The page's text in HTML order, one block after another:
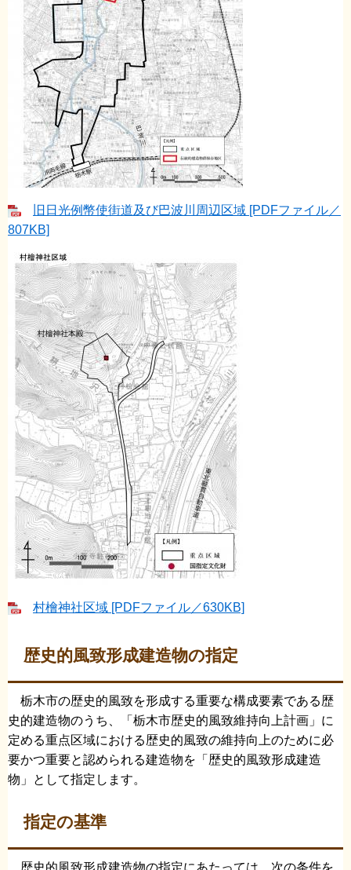
旧日光例幣使街道及び巴波川周辺区域 [PDFファイル／
807KB]
村檜神社区域 [PDFファイル／630KB]
歴史的風致形成建造物の指定
栃木市の歴史的風致を形成する重要な構成要素である歴
史的建造物のうち、「栃木市歴史的風致維持向上計画」に
定める重点区域における歴史的風致の維持向上のために必
要かつ重要と認められる建造物を「歴史的風致形成建造
物」として指定します。
指定の基準